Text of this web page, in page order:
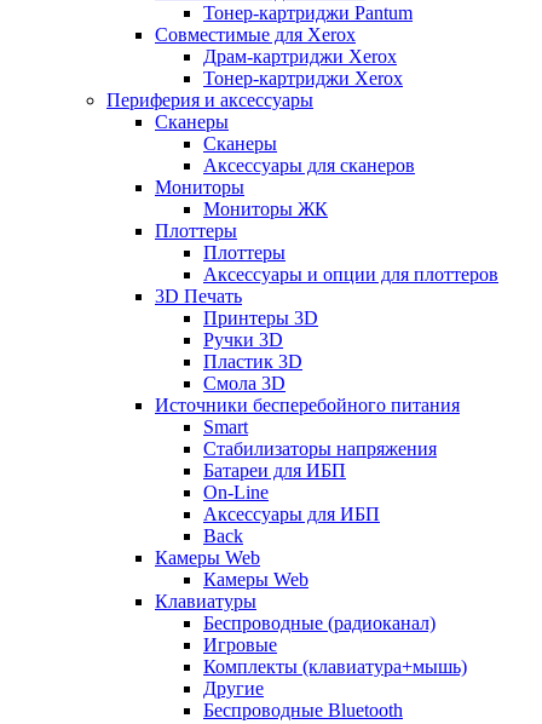
Тонер-картриджи Pantum
Совместимые для Xerox
Драм-картриджи Xerox
Тонер-картриджи Xerox
Периферия и аксессуары
Сканеры
Сканеры
Аксессуары для сканеров
Мониторы
Мониторы ЖК
Плоттеры
Плоттеры
Аксессуары и опции для плоттеров
3D Печать
Принтеры 3D
Ручки 3D
Пластик 3D
Смола 3D
Источники бесперебойного питания
Smart
Стабилизаторы напряжения
Батареи для ИБП
On-Line
Аксессуары для ИБП
Back
Камеры Web
Камеры Web
Клавиатуры
Беспроводные (радиоканал)
Игровые
Комплекты (клавиатура+мышь)
Другие
Беспроводные Bluetooth